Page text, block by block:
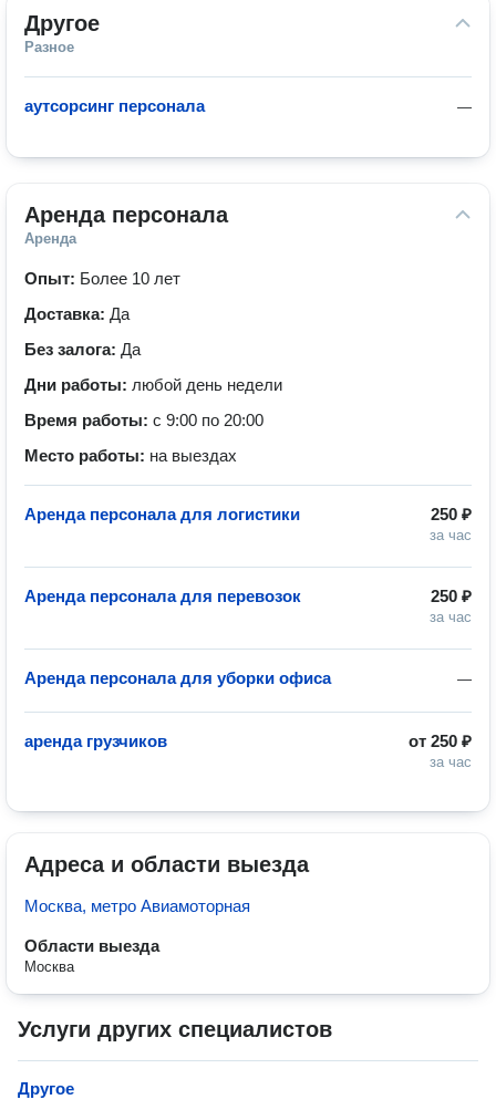
Другое
Разное
—
аутсорсинг персонала
Аренда персонала
Аренда
Опыт: Более 10 лет
Доставка: Да
Без залога: Да
Дни работы: любой день недели
Время работы: с 9:00 по 20:00
Место работы: на выездах
250 ₽
за час
Аренда персонала для логистики
250 ₽
за час
Аренда персонала для перевозок
—
Аренда персонала для уборки офиса
от 250 ₽
за час
аренда грузчиков
Адреса и области выезда
Москва, метро Авиамоторная
Области выезда
Москва
Услуги других специалистов
Другое